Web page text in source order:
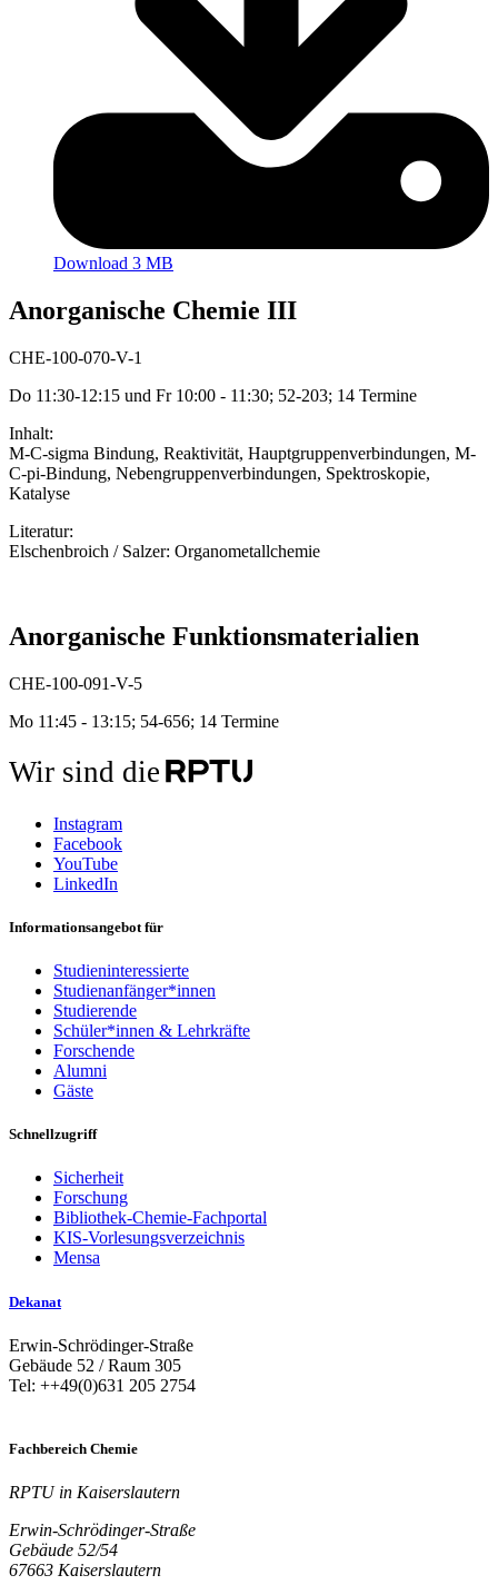
Download 3 MB
Anorganische Chemie III
CHE-100-070-V-1
Do 11:30-12:15 und Fr 10:00 - 11:30; 52-203; 14 Termine
Inhalt:
M-C-sigma Bindung, Reaktivität, Hauptgruppenverbindungen, M-
C-pi-Bindung, Nebengruppenverbindungen, Spektroskopie,
Katalyse
Literatur:
Elschenbroich / Salzer: Organometallchemie
Anorganische Funktionsmaterialien
CHE-100-091-V-5
Mo 11:45 - 13:15; 54-656; 14 Termine
Wir sind die
Instagram
Facebook
YouTube
LinkedIn
Informationsangebot für
Studieninteressierte
Studienanfänger*innen
Studierende
Schüler*innen & Lehrkräfte
Forschende
Alumni
Gäste
Schnellzugriff
Sicherheit
Forschung
Bibliothek-Chemie-Fachportal
KIS-Vorlesungsverzeichnis
Mensa
Dekanat
Erwin-Schrödinger-Straße
Gebäude 52 / Raum 305
Tel: ++49(0)631 205 2754
Fachbereich Chemie
RPTU in Kaiserslautern
Erwin-Schrödinger-Straße
Gebäude 52/54
67663 Kaiserslautern